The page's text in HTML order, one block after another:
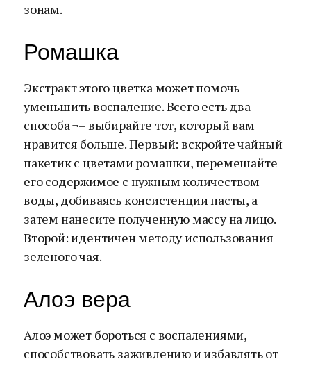
зонам.
Ромашка
Экстракт этого цветка может помочь
уменьшить воспаление. Всего есть два
способа ¬– выбирайте тот, который вам
нравится больше. Первый: вскройте чайный
пакетик с цветами ромашки, перемешайте
его содержимое с нужным количеством
воды, добиваясь консистенции пасты, а
затем нанесите полученную массу на лицо.
Второй: идентичен методу использования
зеленого чая.
Алоэ вера
Алоэ может бороться с воспалениями,
способствовать заживлению и избавлять от